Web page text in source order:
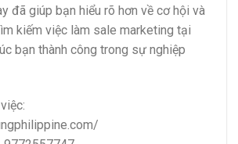
đã giúp bạn hiểu rõ hơn về cơ hội và
kiếm việc làm sale marketing tại
bạn thành công trong sự nghiệp